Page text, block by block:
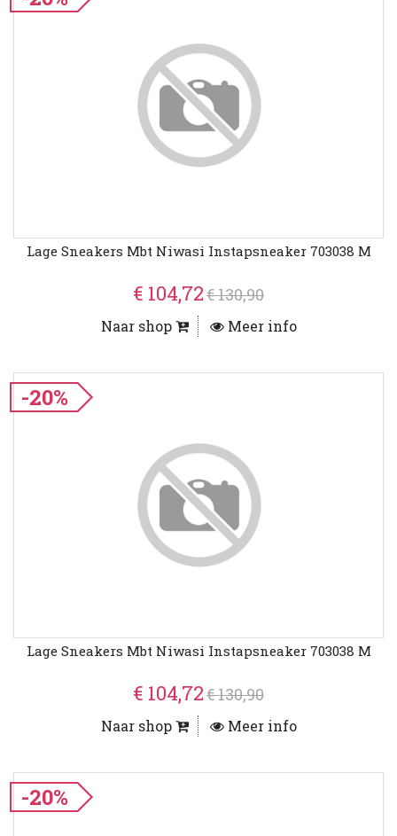
Lage Sneakers Mbt Niwasi Instapsneaker 703038 M
€ 104,72€ 130,90
Naar shop Meer info
-20%
Lage Sneakers Mbt Niwasi Instapsneaker 703038 M
€ 104,72€ 130,90
Naar shop Meer info
-20%